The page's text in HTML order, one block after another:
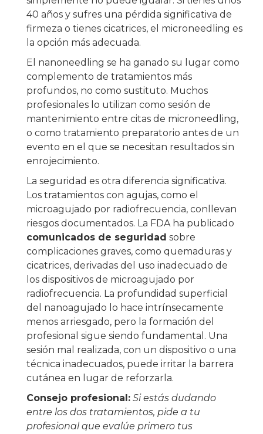
40 años y sufres una pérdida significativa de
firmeza o tienes cicatrices, el microneedling es
la opción más adecuada.
El nanoneedling se ha ganado su lugar como
complemento de tratamientos más
profundos, no como sustituto. Muchos
profesionales lo utilizan como sesión de
mantenimiento entre citas de microneedling,
o como tratamiento preparatorio antes de un
evento en el que se necesitan resultados sin
enrojecimiento.
La seguridad es otra diferencia significativa.
Los tratamientos con agujas, como el
microagujado por radiofrecuencia, conllevan
riesgos documentados. La FDA ha publicado
comunicados de seguridad sobre
complicaciones graves, como quemaduras y
cicatrices, derivadas del uso inadecuado de
los dispositivos de microagujado por
radiofrecuencia. La profundidad superficial
del nanoagujado lo hace intrínsecamente
menos arriesgado, pero la formación del
profesional sigue siendo fundamental. Una
sesión mal realizada, con un dispositivo o una
técnica inadecuados, puede irritar la barrera
cutánea en lugar de reforzarla.
Consejo profesional: Si estás dudando
entre los dos tratamientos, pide a tu
profesional que evalúe primero tus